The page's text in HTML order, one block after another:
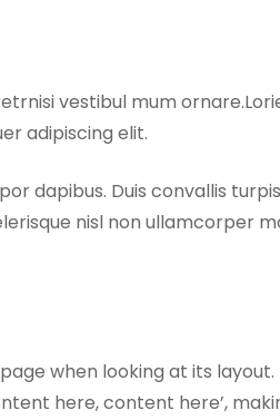
vestibul mum
adipiscing elit.
dapibus. Duis convallis
nisl non ullamcorper
when looking at its layout.
here, content here’,